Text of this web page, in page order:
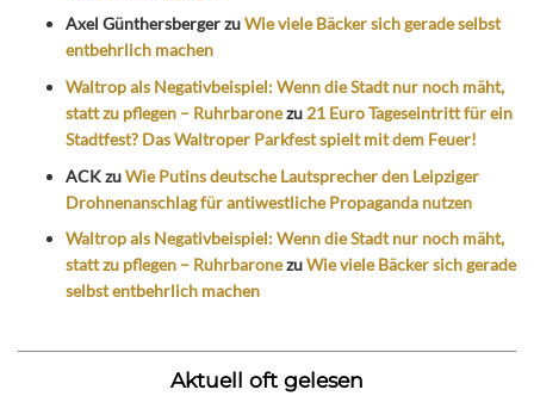
Axel GünthersbergerzuWie viele Bäcker sich gerade selbst
entbehrlich machen
Waltrop als Negativbeispiel: Wenn die Stadt nur noch mäht,
statt zu pflegen – Ruhrbaronezu 21 Euro Tageseintritt für ein
Stadtfest? Das Waltroper Parkfest spielt mit dem Feuer!
ACKzuWie Putins deutsche Lautsprecher den Leipziger
Drohnenanschlag für antiwestliche Propaganda nutzen
Waltrop als Negativbeispiel: Wenn die Stadt nur noch mäht,
statt zu pflegen – RuhrbaronezuWie viele Bäcker sich gerade
selbst entbehrlich machen
Aktuell oft gelesen